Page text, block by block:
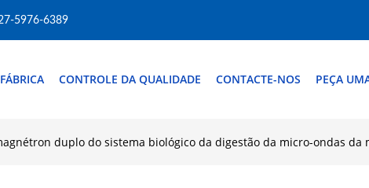
5976-6389
CONTROLE DA QUALIDADE CONTACTE-NOS PEÇA
duplo do sistema biológico da digestão da micro-ondas da